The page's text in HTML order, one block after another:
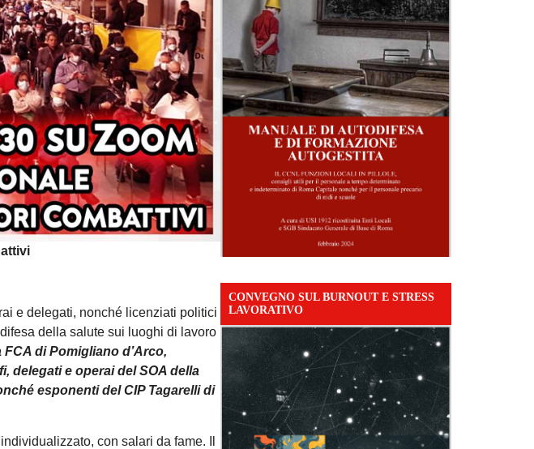
e delegati, nonché licenziati politici
della salute sui luoghi di lavoro
di Pomigliano d’Arco,
delegati e operai del SOA della
esponenti del CIP Tagarelli di
con salari da fame. Il
CONVEGNO SUL BURNOUT E STRESS
LAVORATIVO